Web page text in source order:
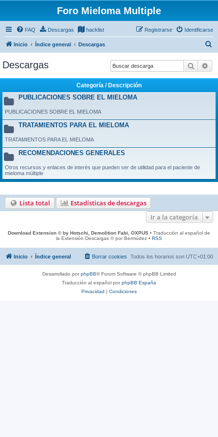
Foro Mieloma Multiple
FAQ Descargas hacklist Identificarse
Registrarse
Inicio Índice general Descargas
c
Descargas Buscar
Categoría / Descripción
PUBLICACIONES SOBRE EL MIELOMA
PUBLICACIONES SOBRE EL MIELOMA
TRATAMIENTOS PARA EL MIELOMA
TRATAMIENTOS PARA EL MIELOMA
RECOMENDACIONES GENERALES
Otros recursos y enlaces de interés que pueden ser de utilidad para el paciente de
mieloma múltiple
Lista total
Estadísticas de descargas
Ir a la categoría
Download Extension © by Hotschi, Demolition Fabi, OXPUS • Traducción al español de
la Extensión Descargas © por Bermúdez • RSS
Inicio Índice general Todos los horarios son UTC+01:00
Borrar cookies
Desarrollado porphpBB® Forum Software © phpBB Limited
Traducción al español porphpBB España
Privacidad | Condiciones